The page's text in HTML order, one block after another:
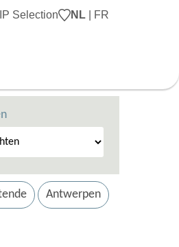
Selection NL FR
Antwerpen